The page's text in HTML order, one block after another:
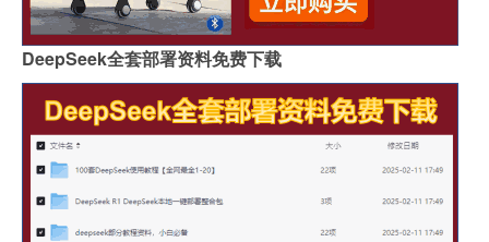
DeepSeek全套部署资料免费下载